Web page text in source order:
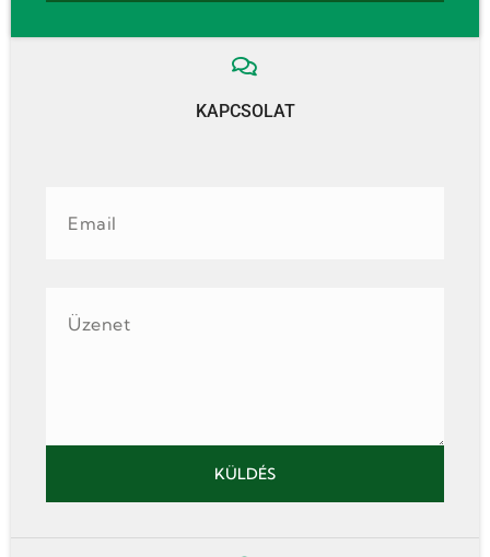
KAPCSOLAT
KÜLDÉS